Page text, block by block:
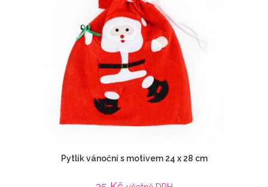
Pytlík vánoční s motivem 24 x 28 cm